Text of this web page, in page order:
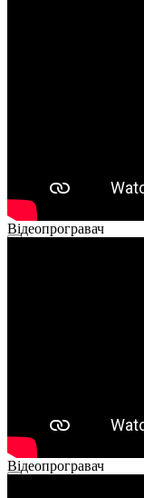
Відеопрогравач
Відеопрогравач